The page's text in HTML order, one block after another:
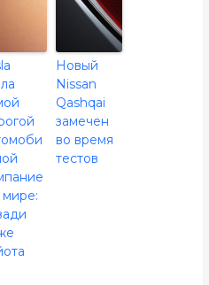
мире:
Новый
Nissan
Qashqai
замечен
во время
тестов